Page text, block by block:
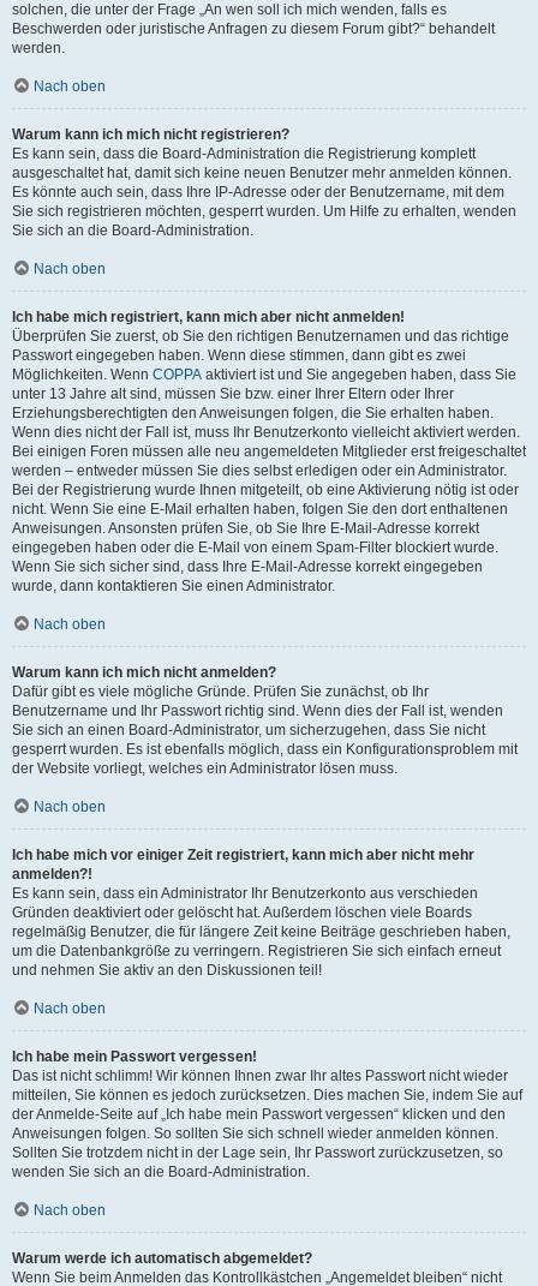
solchen, die unter der Frage „An wen soll ich mich wenden, falls es
Beschwerden oder juristische Anfragen zu diesem Forum gibt?“ behandelt
werden.
Nach oben
Warum kann ich mich nicht registrieren?
Es kann sein, dass die Board-Administration die Registrierung komplett
ausgeschaltet hat, damit sich keine neuen Benutzer mehr anmelden können.
Es könnte auch sein, dass Ihre IP-Adresse oder der Benutzername, mit dem
Sie sich registrieren möchten, gesperrt wurden. Um Hilfe zu erhalten, wenden
Sie sich an die Board-Administration.
Nach oben
Ich habe mich registriert, kann mich aber nicht anmelden!
Überprüfen Sie zuerst, ob Sie den richtigen Benutzernamen und das richtige
Passwort eingegeben haben. Wenn diese stimmen, dann gibt es zwei
Möglichkeiten. Wenn COPPA aktiviert ist und Sie angegeben haben, dass Sie
unter 13 Jahre alt sind, müssen Sie bzw. einer Ihrer Eltern oder Ihrer
Erziehungsberechtigten den Anweisungen folgen, die Sie erhalten haben.
Wenn dies nicht der Fall ist, muss Ihr Benutzerkonto vielleicht aktiviert werden.
Bei einigen Foren müssen alle neu angemeldeten Mitglieder erst freigeschaltet
werden – entweder müssen Sie dies selbst erledigen oder ein Administrator.
Bei der Registrierung wurde Ihnen mitgeteilt, ob eine Aktivierung nötig ist oder
nicht. Wenn Sie eine E-Mail erhalten haben, folgen Sie den dort enthaltenen
Anweisungen. Ansonsten prüfen Sie, ob Sie Ihre E-Mail-Adresse korrekt
eingegeben haben oder die E-Mail von einem Spam-Filter blockiert wurde.
Wenn Sie sich sicher sind, dass Ihre E-Mail-Adresse korrekt eingegeben
wurde, dann kontaktieren Sie einen Administrator.
Nach oben
Warum kann ich mich nicht anmelden?
Dafür gibt es viele mögliche Gründe. Prüfen Sie zunächst, ob Ihr
Benutzername und Ihr Passwort richtig sind. Wenn dies der Fall ist, wenden
Sie sich an einen Board-Administrator, um sicherzugehen, dass Sie nicht
gesperrt wurden. Es ist ebenfalls möglich, dass ein Konfigurationsproblem mit
der Website vorliegt, welches ein Administrator lösen muss.
Nach oben
Ich habe mich vor einiger Zeit registriert, kann mich aber nicht mehr
anmelden?!
Es kann sein, dass ein Administrator Ihr Benutzerkonto aus verschieden
Gründen deaktiviert oder gelöscht hat. Außerdem löschen viele Boards
regelmäßig Benutzer, die für längere Zeit keine Beiträge geschrieben haben,
um die Datenbankgröße zu verringern. Registrieren Sie sich einfach erneut
und nehmen Sie aktiv an den Diskussionen teil!
Nach oben
Ich habe mein Passwort vergessen!
Das ist nicht schlimm! Wir können Ihnen zwar Ihr altes Passwort nicht wieder
mitteilen, Sie können es jedoch zurücksetzen. Dies machen Sie, indem Sie auf
der Anmelde-Seite auf „Ich habe mein Passwort vergessen“ klicken und den
Anweisungen folgen. So sollten Sie sich schnell wieder anmelden können.
Sollten Sie trotzdem nicht in der Lage sein, Ihr Passwort zurückzusetzen, so
wenden Sie sich an die Board-Administration.
Nach oben
Warum werde ich automatisch abgemeldet?
Wenn Sie beim Anmelden das Kontrollkästchen „Angemeldet bleiben“ nicht